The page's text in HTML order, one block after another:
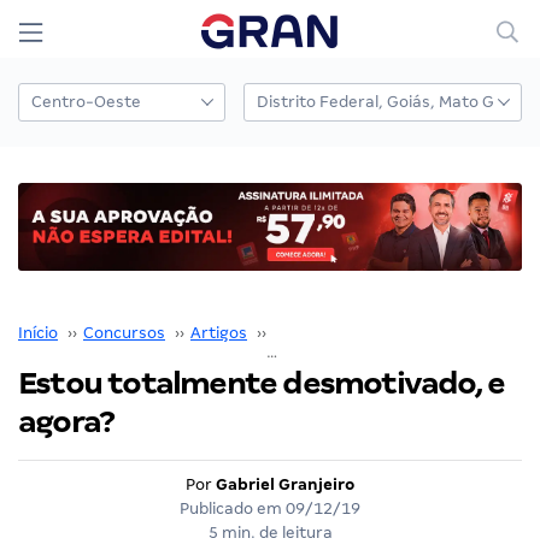
Início ›› Concursos ›› Artigos ››
Estou totalmente desmotivado, e
agora?
Por Gabriel Granjeiro
Publicado em 09/12/19
5 min. de leitura